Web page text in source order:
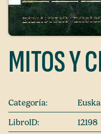
MITOS Y
Categoría:
LibroID:
12198